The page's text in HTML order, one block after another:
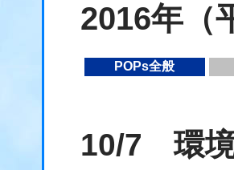
2016年（
POPs全般
10/7 環境